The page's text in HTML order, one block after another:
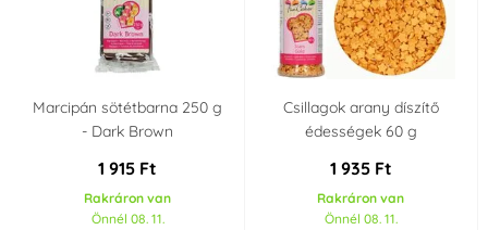
Marcipán sötétbarna 250 g
- Dark Brown
1 915 Ft
Rakráron van
Önnél 08. 11.
Csillagok arany díszítő
édességek 60 g
1 935 Ft
Rakráron van
Önnél 08. 11.